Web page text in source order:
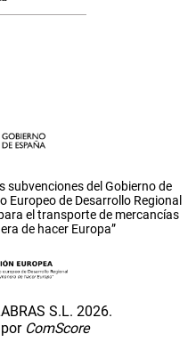
subvenciones del Gobierno de
Europeo de Desarrollo Regional
el transporte de mercancías
de hacer Europa”
S.L. 2026.
ComScore